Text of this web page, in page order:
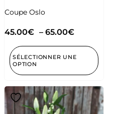
Coupe Oslo
45.00€ – 65.00€
SÉLECTIONNER UNE
OPTION